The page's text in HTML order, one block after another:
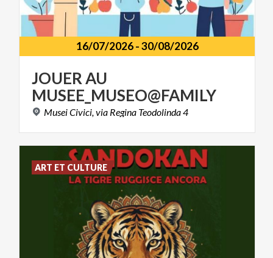
16/07/2026-30/08/2026
JOUERAU
MUSEE_MUSEO@FAMILY
MuseiCivici,via Regina Teodolinda4
ART ET CULTURE